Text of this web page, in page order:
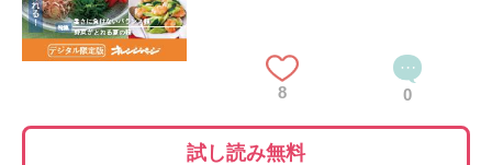
8 0
試し読み無料